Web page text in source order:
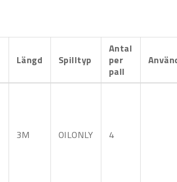
Längd Spilltyp
Antal
per
pall
3M OILONLY 4